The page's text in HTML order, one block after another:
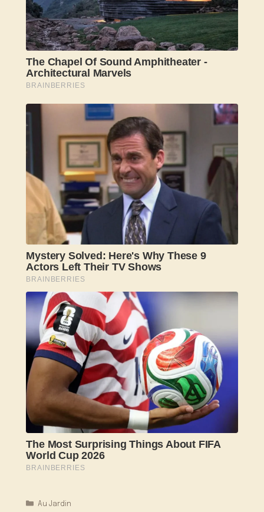
Catégories
Au Jardin